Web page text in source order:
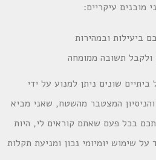
מובנים עיקריים:
ביעילות ובמהירות
ולקבל תשובה ממומחה
שונים ניתן למנוע על ידי
המצטבר מהשטח, שאני מביא
בכל פעם שאתם קוראים לי, היות
שימוש יומיומי נכון ומניעת תקלות